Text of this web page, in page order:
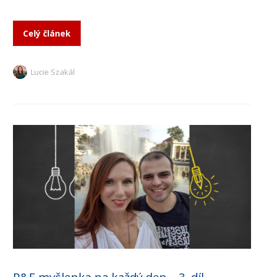
Celý článek
Lucie Szakál